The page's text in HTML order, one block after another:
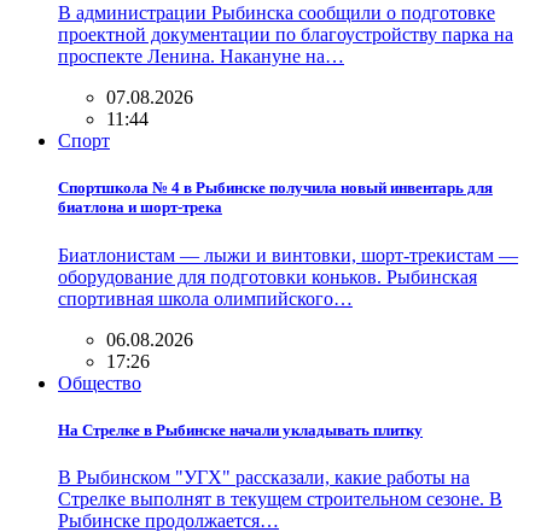
В администрации Рыбинска сообщили о подготовке
проектной документации по благоустройству парка на
проспекте Ленина. Накануне на…
07.08.2026
11:44
Спорт
Спортшкола № 4 в Рыбинске получила новый инвентарь для
биатлона и шорт-трека
Биатлонистам — лыжи и винтовки, шорт-трекистам —
оборудование для подготовки коньков. Рыбинская
спортивная школа олимпийского…
06.08.2026
17:26
Общество
На Стрелке в Рыбинске начали укладывать плитку
В Рыбинском "УГХ" рассказали, какие работы на
Стрелке выполнят в текущем строительном сезоне. В
Рыбинске продолжается…